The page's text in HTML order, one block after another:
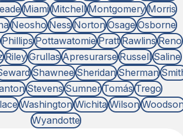
Miami Mitchell Montgomery Morris
Neosho Ness Norton Osage Osborne
Phillips Pottawatomie Pratt Rawlins Reno
Riley Grullas Apresurarse Russell Saline
Shawnee Sheridan Sherman
Stevens Sumner Tomás Trego
Washington Wichita Wilson
Wyandotte